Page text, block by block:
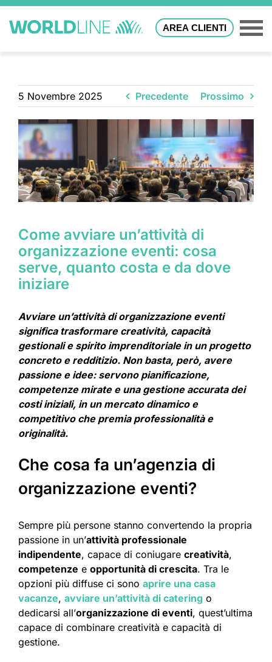
AREA CLIENTI
5 Novembre 2025 Precedente Prossimo
Come avviare un’attività di
organizzazione eventi: cosa
serve, quanto costa e da dove
iniziare
Avviare un’attività di organizzazione eventi
significa trasformare creatività, capacità
gestionali e spirito imprenditoriale in un progetto
concreto e redditizio. Non basta, però, avere
passione e idee: servono pianificazione,
competenze mirate e una gestione accurata dei
costi iniziali, in un mercato dinamico e
competitivo che premia professionalità e
originalità.
Che cosa fa un’agenzia di
organizzazione eventi?
Sempre più persone stanno convertendo la propria
passione in un’attività professionale
indipendente, capace di coniugare creatività,
competenze e opportunità di crescita. Tra le
opzioni più diffuse ci sono aprire una casa
vacanze, avviare un’attività di catering o
dedicarsi all’organizzazione di eventi, quest’ultima
capace di combinare creatività e capacità di
gestione.